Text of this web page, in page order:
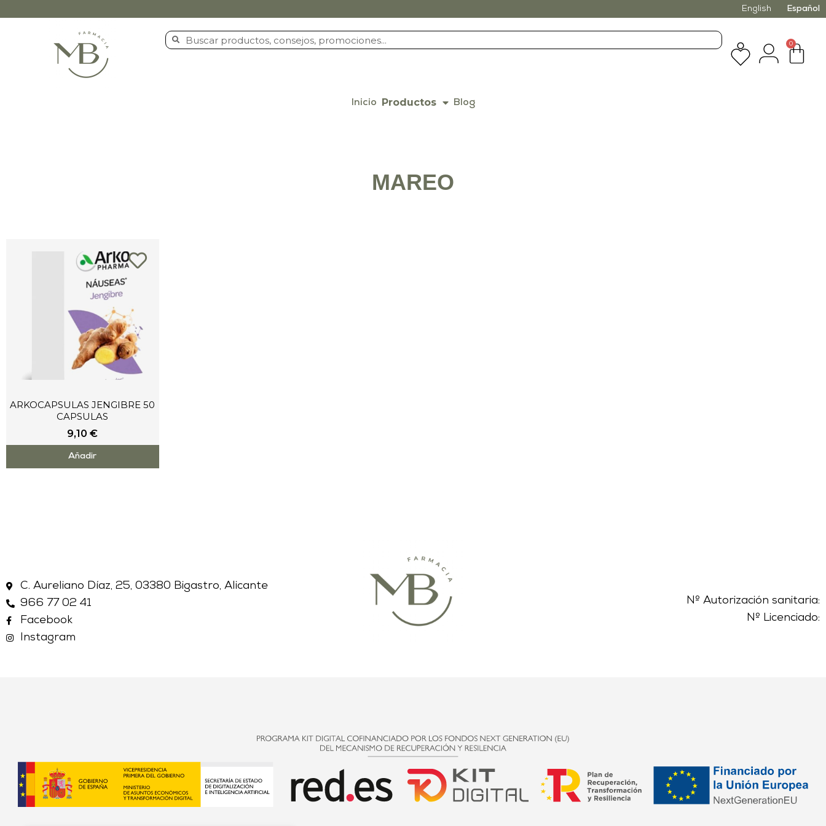
English Español
0
Inicio Productos Blog
MAREO
ARKOCAPSULAS JENGIBRE 50
CAPSULAS
9,10€
Añadir
C. Aureliano Díaz, 25, 03380 Bigastro, Alicante
966 77 02 41
Facebook
Instagram
Nº Autorización sanitaria:
Nº Licenciado: